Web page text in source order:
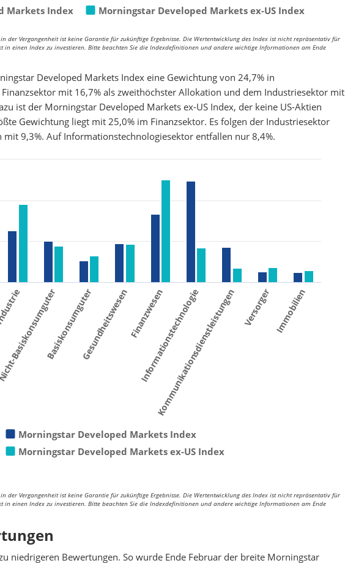
Markets Index Morningstar Developed Markets ex-US Index
der Vergangenheit ist keine Garantie für zukünftige Ergebnisse. Die Wertentwicklung des Index ist nicht repräsentativ für
in einen Index zu investieren. Bitte beachten Sie die Indexdefinitionen und andere wichtige Informationen am Ende
Developed Markets Index eine Gewichtung von 24,7% in
mit 16,7% als zweithöchster Allokation und dem Industriesektor mit
ist der Morningstar Developed Markets ex-US Index, der keine US-Aktien
Gewichtung liegt mit 25,0% im Finanzsektor. Es folgen der Industriesektor
mit 9,3%. Auf Informationstechnologiesektor entfallen nur 8,4%.
Morningstar Developed Markets Index
Morningstar Developed Markets ex-US Index
Industrie BasiskonsumguterGesundheitswesen Finanzwesen
Informationstechnologie
Kommunikationsdienstleistungen Versorger Immobilien
der Vergangenheit ist keine Garantie für zukünftige Ergebnisse. Die Wertentwicklung des Index ist nicht repräsentativ für
in einen Index zu investieren. Bitte beachten Sie die Indexdefinitionen und andere wichtige Informationen am Ende
niedrigeren Bewertungen. So wurde Ende Februar der breite Morningstar